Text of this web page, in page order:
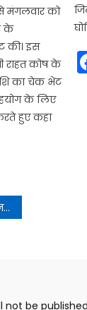
से मंगलवार को
के
की। इस
राहत कोष के
का चेक भेंट
के लिए
हुए कहा
not be